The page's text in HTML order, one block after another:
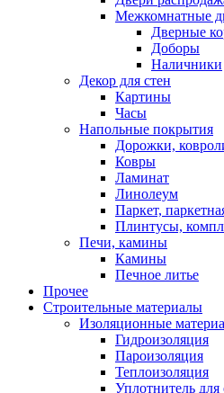
Межкомнатные
Дверные
Доборы
Наличники
Декор для стен
Картины
Часы
Напольные покрытия
Дорожки,
Ковры
Ламинат
Линолеум
Паркет,
Плинтусы,
Печи, камины
Камины
Печное литье
Прочее
Строительные материалы
Изоляционные
Гидроизоляция
Пароизоляция
Теплоизоляция
Уплотнитель для